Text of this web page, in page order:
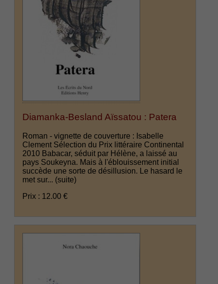
Diamanka-Besland Aïssatou : Patera
Roman - vignette de couverture : Isabelle
Clement Sélection du Prix littéraire Continental
2010 Babacar, séduit par Hélène, a laissé au
pays Soukeyna. Mais à l'éblouissement initial
succède une sorte de désillusion. Le hasard le
met sur... (suite)
Prix : 12.00 €